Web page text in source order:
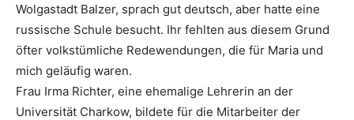
Wolgastadt Balzer, sprach gut deutsch, aber hatte eine
russische Schule besucht. Ihr fehlten aus diesem Grund
öfter volkstümliche Redewendungen, die für Maria und
mich geläufig waren.
Frau Irma Richter, eine ehemalige Lehrerin an der
Universität Charkow, bildete für die Mitarbeiter der